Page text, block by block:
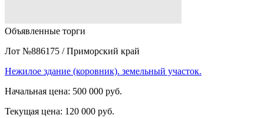
Объявленные торги
Лот №886175 / Приморский край
Нежилое здание (коровник). земельный участок.
Начальная цена: 500 000 руб.
Текущая цена: 120 000 руб.